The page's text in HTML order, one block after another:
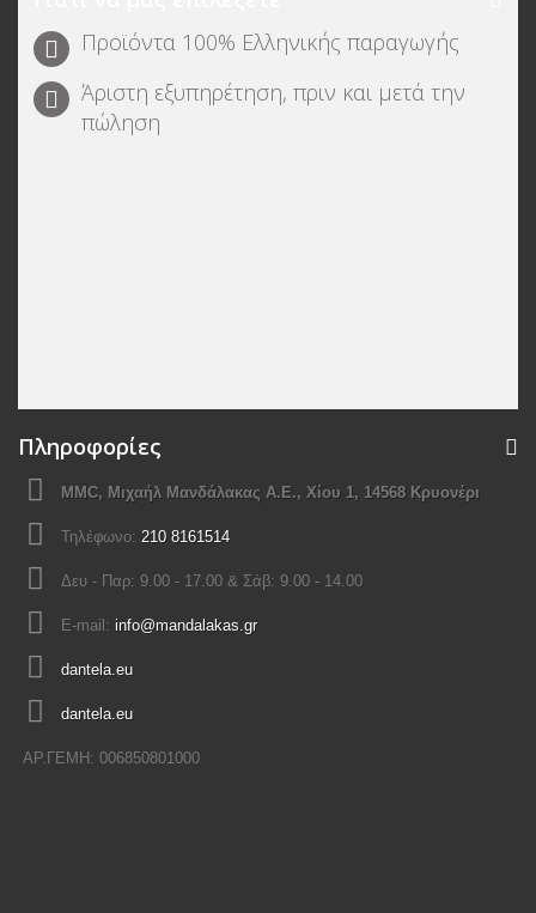
Προϊόντα 100% Ελληνικής παραγωγής
Άριστη εξυπηρέτηση, πριν και μετά την
πώληση
Πληροφορίες
MMC, Μιχαήλ Μανδάλακας Α.Ε., Χίου 1, 14568 Κρυονέρι
Τηλέφωνο: 210 8161514
Δευ - Παρ: 9.00 - 17.00 & Σάβ: 9.00 - 14.00
E-mail: info@mandalakas.gr
dantela.eu
dantela.eu
ΑΡ.ΓΕΜΗ: 006850801000